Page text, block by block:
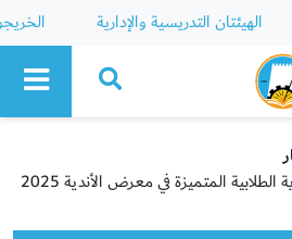
الهيئتان التدريسية والإدارية
المتميزة في معرض الأندية 2025